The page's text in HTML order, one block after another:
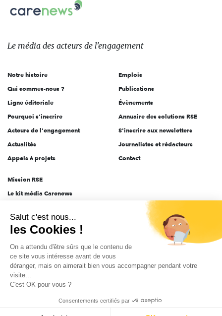
sur:
Carenews,
Le
des
l'engagement
Le média des acteurs de l'engagement
Notre histoire
Qui sommes-nous ?
Ligne éditoriale
Pourquoi s'inscrire
Acteurs de l'engagement
Actualités
Appels à projets
Emplois
Publications
Évènements
Annuaire des solutions RSE
S'inscrire aux newsletters
Journalistes et rédacteurs
Contact
Mission RSE
Le kit média Carenews
AEF info
Novethic
PRODURABLE
Inclusiv Day
Données personnelles Mentions légales 2025-2026 Tout droits réservés
Salut c'est nous...
les Cookies !
On a attendu d'être sûrs que le contenu de
ce site vous intéresse avant de vous
déranger, mais on aimerait bien vous accompagner pendant votre
visite...
C'est OK pour vous ?
Consentements certifiés par